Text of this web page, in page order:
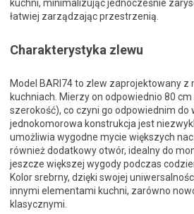
kuchni, minimalizując jednocześnie
łatwiej zarządzając przestrzenią.
Charakterystyka zlewu
Model BARI74 to zlew zaprojektowany z
kuchniach. Mierzy on odpowiednio 80 cm
szerokość), co czyni go odpowiednim do
jednokomorowa konstrukcja jest
umożliwia wygodne mycie większych
również dodatkowy otwór, idealny do
jeszcze większej wygody podczas
Kolor srebrny, dzięki swojej
innymi elementami kuchni, zarówno
klasycznymi.